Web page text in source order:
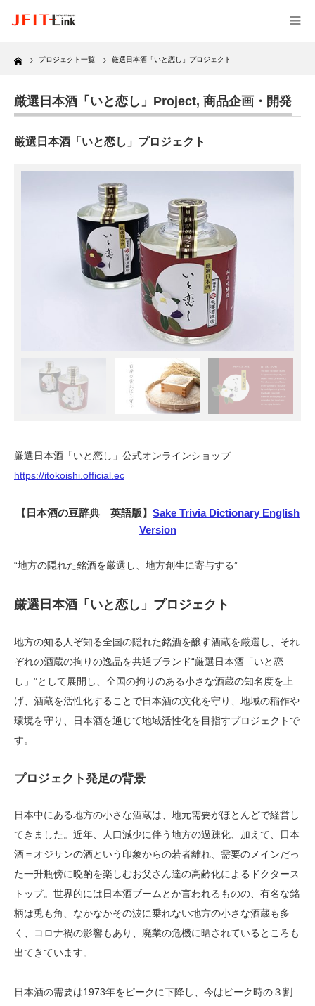
Home プロジェクト一覧 厳選日本酒「いと恋し」プロジェクト
厳選日本酒「いと恋し」Project, 商品企画・開発
厳選日本酒「いと恋し」プロジェクト
厳選日本酒「いと恋し」公式オンラインショップ
https://itokoishi.official.ec
【日本酒の豆辞典 英語版】 Sake Trivia Dictionary English
Version
“地方の隠れた銘酒を厳選し、地方創生に寄与する”
厳選日本酒「いと恋し」プロジェクト
地方の知る人ぞ知る全国の隠れた銘酒を醸す酒蔵を厳選し、それ
ぞれの酒蔵の拘りの逸品を共通ブランド“厳選日本酒「いと恋
し」”として展開し、全国の拘りのある小さな酒蔵の知名度を上
げ、酒蔵を活性化することで日本酒の文化を守り、地域の稲作や
環境を守り、日本酒を通じて地域活性化を目指すプロジェクトで
す。
プロジェクト発足の背景
日本中にある地方の小さな酒蔵は、地元需要がほとんどで経営し
てきました。近年、人口減少に伴う地方の過疎化、加えて、日本
酒＝オジサンの酒という印象からの若者離れ、需要のメインだっ
た一升瓶傍に晩酌を楽しむお父さん達の高齢化によるドクタース
トップ。世界的には日本酒ブームとか言われるものの、有名な銘
柄は兎も角、なかなかその波に乗れない地方の小さな酒蔵も多
く、コロナ禍の影響もあり、廃業の危機に晒されているところも
出てきています。
日本酒の需要は1973年をピークに下降し、今はピーク時の３割